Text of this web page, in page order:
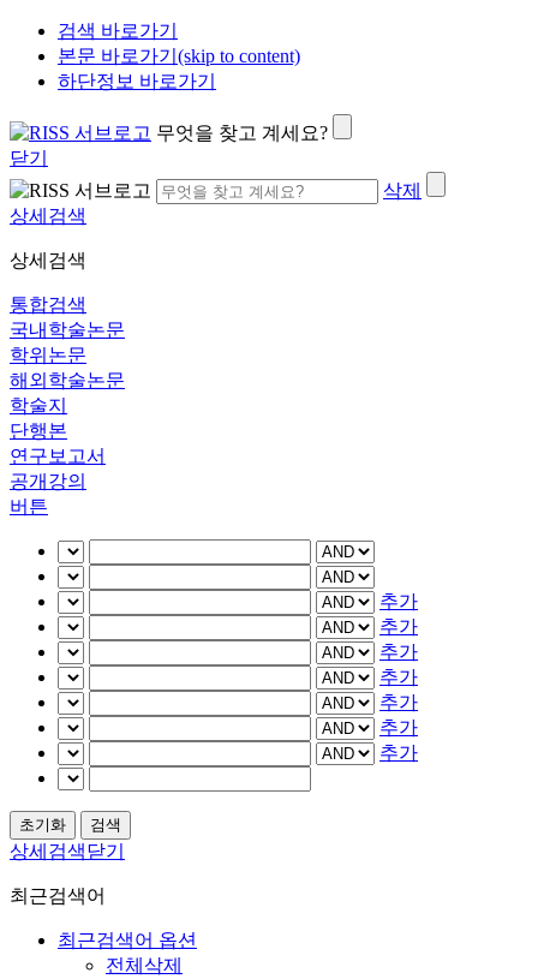
검색 바로가기
본문 바로가기(skip to content)
하단정보 바로가기
무엇을 찾고 계세요?
닫기
삭제
상세검색
상세검색
통합검색
국내학술논문
학위논문
해외학술논문
학술지
단행본
연구보고서
공개강의
버튼
추가
추가
추가
추가
추가
추가
추가
상세검색닫기
최근검색어
최근검색어 옵션
전체삭제